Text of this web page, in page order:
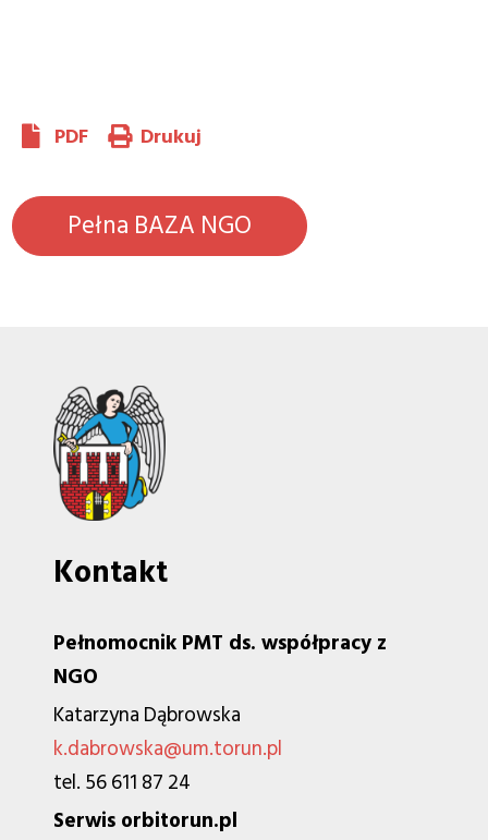
PDF Drukuj
Pełna BAZA NGO
Kontakt
Pełnomocnik PMT ds. współpracy z
NGO
Katarzyna Dąbrowska
k.dabrowska@um.torun.pl
tel. 56 611 87 24
Serwis orbitorun.pl